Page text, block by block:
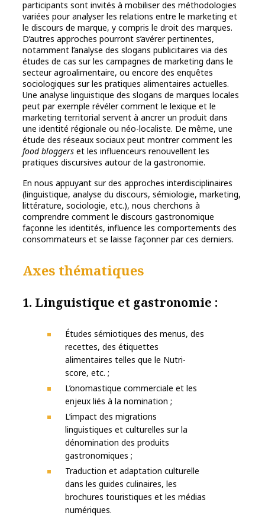
participants sont invités à mobiliser des méthodologies
variées pour analyser les relations entre le marketing et
le discours de marque, y compris le droit des marques.
D’autres approches pourront s’avérer pertinentes,
notamment l’analyse des slogans publicitaires via des
études de cas sur les campagnes de marketing dans le
secteur agroalimentaire, ou encore des enquêtes
sociologiques sur les pratiques alimentaires actuelles.
Une analyse linguistique des slogans de marques locales
peut par exemple révéler comment le lexique et le
marketing territorial servent à ancrer un produit dans
une identité régionale ou néo-localiste. De même, une
étude des réseaux sociaux peut montrer comment les
food bloggers et les influenceurs renouvellent les
pratiques discursives autour de la gastronomie.
En nous appuyant sur des approches interdisciplinaires
(linguistique, analyse du discours, sémiologie, marketing,
littérature, sociologie, etc.), nous cherchons à
comprendre comment le discours gastronomique
façonne les identités, influence les comportements des
consommateurs et se laisse façonner par ces derniers.
Axes thématiques
1. Linguistique et gastronomie :
Études sémiotiques des menus, des
recettes, des étiquettes
alimentaires telles que le Nutri-
score, etc. ;
L’onomastique commerciale et les
enjeux liés à la nomination ;
L’impact des migrations
linguistiques et culturelles sur la
dénomination des produits
gastronomiques ;
Traduction et adaptation culturelle
dans les guides culinaires, les
brochures touristiques et les médias
numériques.